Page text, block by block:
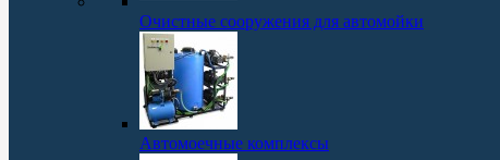
Очистные сооружения для автомойки
Автомоечные комплексы